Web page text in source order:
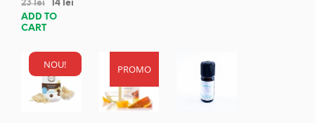
23lei 14 lei
ADD TO
CART
NOU! PROMO